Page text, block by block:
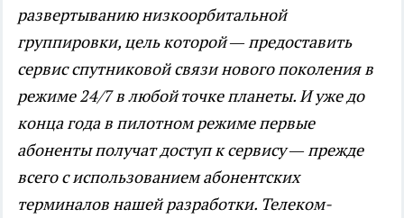
развертыванию низкоорбитальной
группировки, цель которой — предоставить
сервис спутниковой связи нового поколения в
режиме 24/7 в любой точке планеты. И уже до
конца года в пилотном режиме первые
абоненты получат доступ к сервису — прежде
всего с использованием абонентских
терминалов нашей разработки. Телеком-